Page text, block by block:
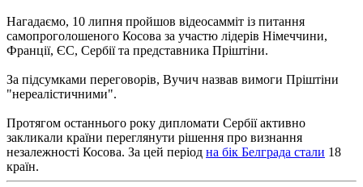
Нагадаємо, 10 липня пройшов відеосамміт із питання
самопроголошеного Косова за участю лідерів Німеччини,
Франції, ЄС, Сербії та представника Пріштіни.
За підсумками переговорів, Вучич назвав вимоги Пріштіни
"нереалістичними".
Протягом останнього року дипломати Сербії активно
закликали країни переглянути рішення про визнання
незалежності Косова. За цей період на бік Белграда стали 18
країн.